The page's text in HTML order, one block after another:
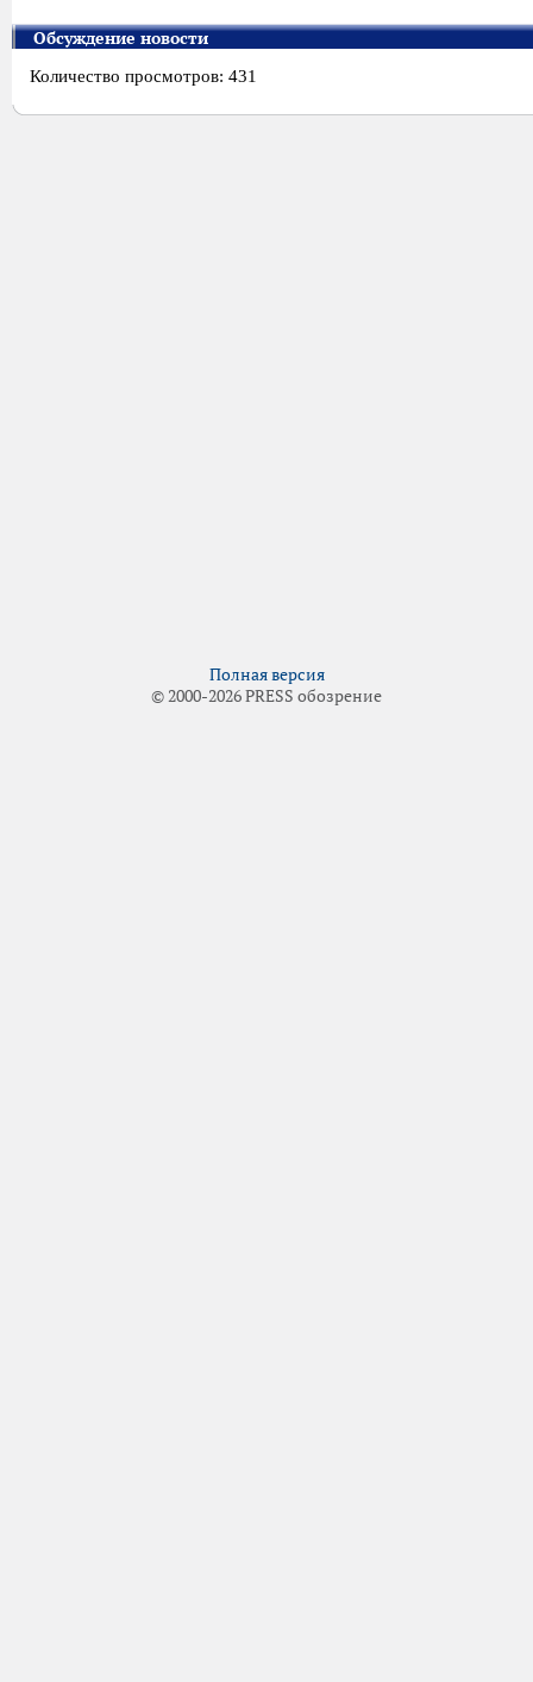
Обсуждение новости
Количество просмотров: 431
Полная версия
© 2000-2026 PRESS обозрение